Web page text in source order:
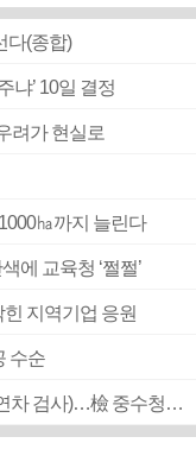
다(종합)
냐’ 10일 결정
려가 현실로
㏊까지 늘린다
에 교육청 ‘쩔쩔’
지역기업 응원
수순
■ 검사 신분 버리고 직급하향(10년 이하 저연차 검사)…檢 중수청행 기피